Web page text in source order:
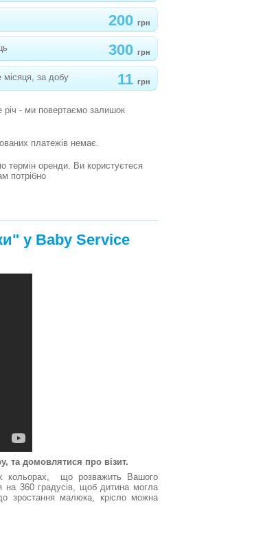
200 грн
300 грн
місяця, за добу 11 грн
річ - ми повертаємо залишок
платежів немає.
термін оренди. Ви користуєтеся
потрібно
у Baby Service
та домовлятися про візит.
кольорах, що розважить Вашого
на 360 градусів, щоб дитина могла
зростання малюка, крісло можна